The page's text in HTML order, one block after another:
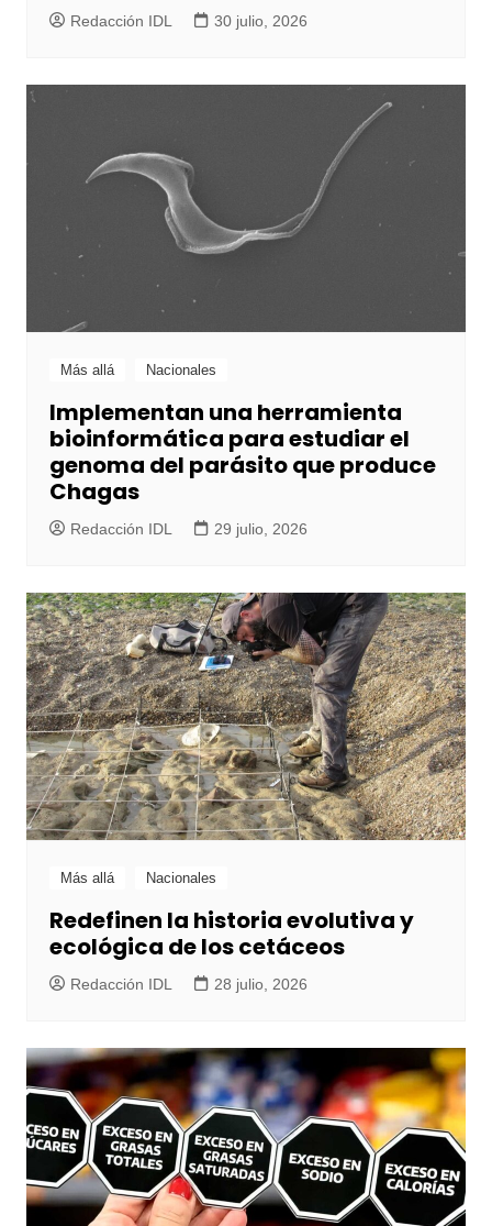
Redacción IDL 30 julio, 2026
Más allá Nacionales
Implementan una herramienta
bioinformática para estudiar el
genoma del parásito que produce
Chagas
Redacción IDL 29 julio, 2026
Más allá Nacionales
Redefinen la historia evolutiva y
ecológica de los cetáceos
Redacción IDL 28 julio, 2026